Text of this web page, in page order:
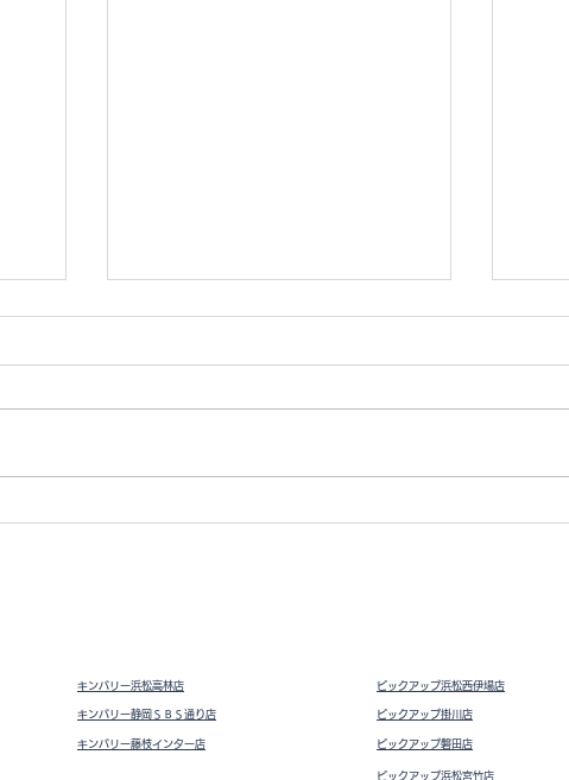
キンバリー浜松高林店
キンバリー静岡ＳＢＳ通り店
キンバリー藤枝インター店
ピックアップ浜松西伊場店
ピックアップ掛川 店
ピックアップ磐田店
ピックアップ浜松宮竹店